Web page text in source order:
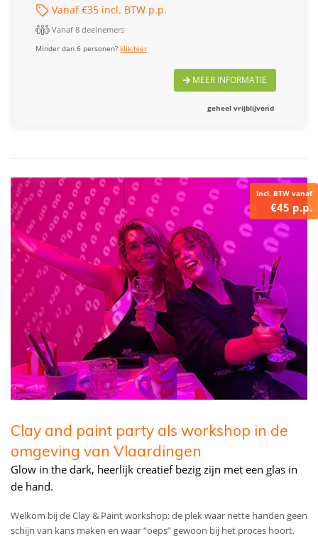
Vanaf €35 incl. BTW p.p.
Vanaf 8 deelnemers
Minder dan 6 personen?klik hier
MEER INFORMATIE
geheel vrijblijvend
incl. BTW vanaf
€45 p.p.
Clay and paint party als workshop in de
omgeving van Vlaardingen
Glow in the dark, heerlijk creatief bezig zijn met een glas in
de hand.
Welkom bij de Clay & Paint workshop: de plek waar nette handen geen
schijn van kans maken en waar “oeps” gewoon bij het proces hoort.